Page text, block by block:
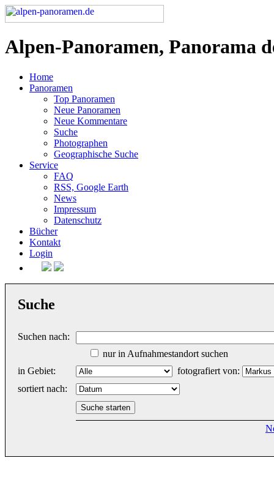
Alpen-Panoramen, Panorama
Home
Panoramen
Top Panoramen
Neue Panoramen
Neue Kommentare
Suche
Photographen
Geographische Suche
Service
FAQ
RSS, Google Earth
News
Impressum
Datenschutz
Bücher
Kontakt
Login
Suche
Suchen nach:
nur in Aufnahmestandort suchen
in Gebiet:
fotografiert von:
sortiert nach: